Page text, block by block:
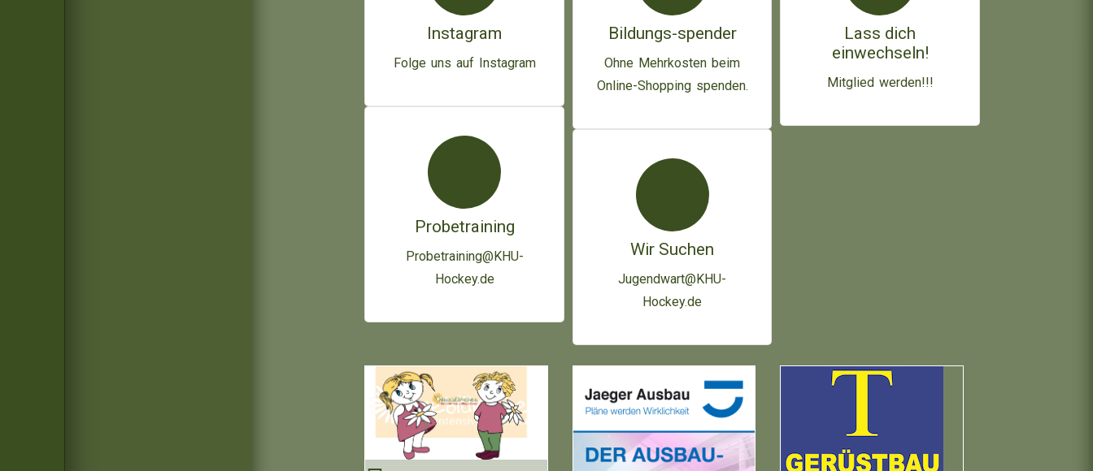
Instagram
Folge uns auf Instagram
Probetraining
Probetraining@KHU-
Hockey.de
Bildungs-spender
Ohne Mehrkosten beim
Online-Shopping spenden.
Wir Suchen
Jugendwart@KHU-
Hockey.de
Lass dich
einwechseln!
Mitglied werden!!!